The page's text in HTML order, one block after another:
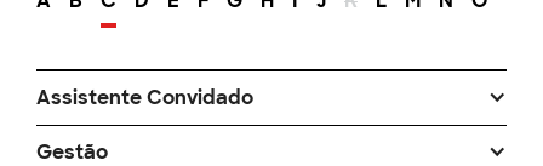
Assistente Convidado
Gestão